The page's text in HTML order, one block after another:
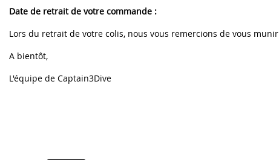
Date de retrait de votre commande :
Lors du retrait de votre colis, nous vous remercions de vous munir
A bientôt,
L'équipe de Captain3Dive